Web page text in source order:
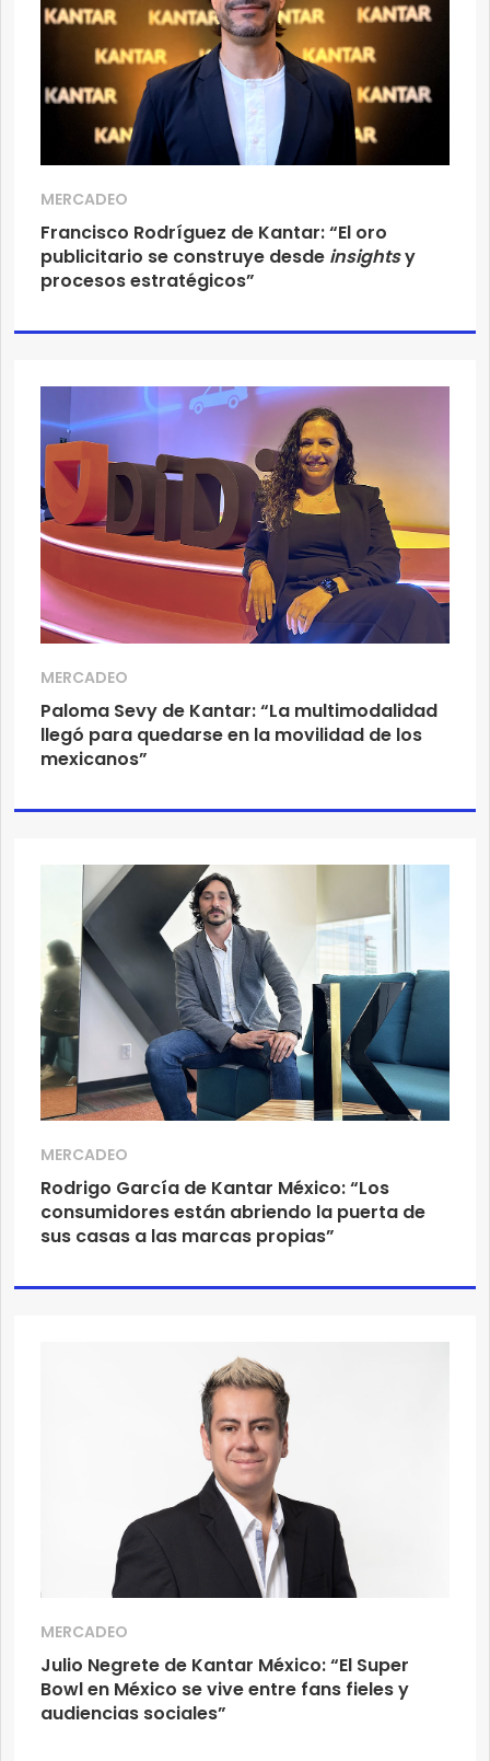
MERCADEO
Francisco Rodríguez de Kantar: “El oro
publicitario se construye desde insightsy
procesos estratégicos”
MERCADEO
Paloma Sevy de Kantar: “La multimodalidad
llegó para quedarse en la movilidad de los
mexicanos”
MERCADEO
Rodrigo García de Kantar México: “Los
consumidores están abriendo la puerta de
sus casas a las marcas propias”
MERCADEO
Julio Negrete de Kantar México: “El Super
Bowl en México se vive entre fans fieles y
audiencias sociales”